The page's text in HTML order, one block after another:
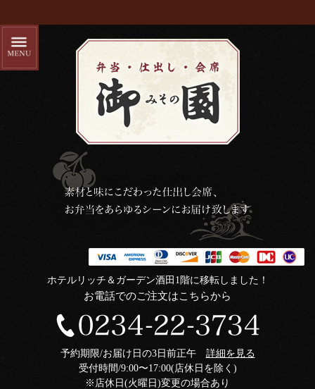
ホテルリッチ＆ガーデン酒田1階に移転しました！
お電話でのご注文はこちらから
予約期限/お届け日の3日前正午 詳細を見る
受付時間/9:00〜17:00(店休日を除く)
※店休日(火曜日)変更の場合あり